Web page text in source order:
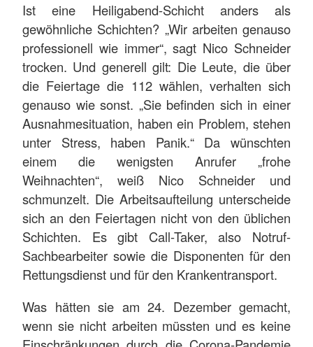
Ist eine Heiligabend-Schicht anders als
gewöhnliche Schichten? „Wir arbeiten genauso
professionell wie immer“, sagt Nico Schneider
trocken. Und generell gilt: Die Leute, die über
die Feiertage die 112 wählen, verhalten sich
genauso wie sonst. „Sie befinden sich in einer
Ausnahmesituation, haben ein Problem, stehen
unter Stress, haben Panik.“ Da wünschten
einem die wenigsten Anrufer „frohe
Weihnachten“, weiß Nico Schneider und
schmunzelt. Die Arbeitsaufteilung unterscheide
sich an den Feiertagen nicht von den üblichen
Schichten. Es gibt Call-Taker, also Notruf-
Sachbearbeiter sowie die Disponenten für den
Rettungsdienst und für den Krankentransport.
Was hätten sie am 24. Dezember gemacht,
wenn sie nicht arbeiten müssten und es keine